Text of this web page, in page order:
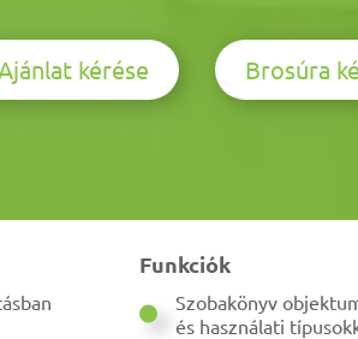
kérése Brosúra
Funkciók
Szobakönyv
és használati